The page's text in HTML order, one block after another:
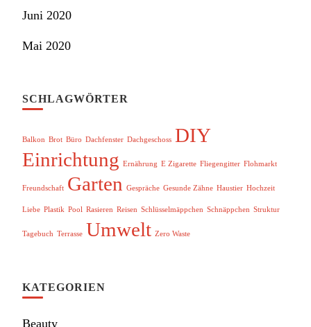
Juni 2020
Mai 2020
SCHLAGWÖRTER
Balkon Brot Büro Dachfenster Dachgeschoss DIY
Einrichtung Ernährung E Zigarette Fliegengitter Flohmarkt
Freundschaft Garten Gespräche Gesunde Zähne Haustier Hochzeit
Liebe Plastik Pool Rasieren Reisen Schlüsselmäppchen Schnäppchen Struktur
Tagebuch Terrasse Umwelt Zero Waste
KATEGORIEN
Beauty